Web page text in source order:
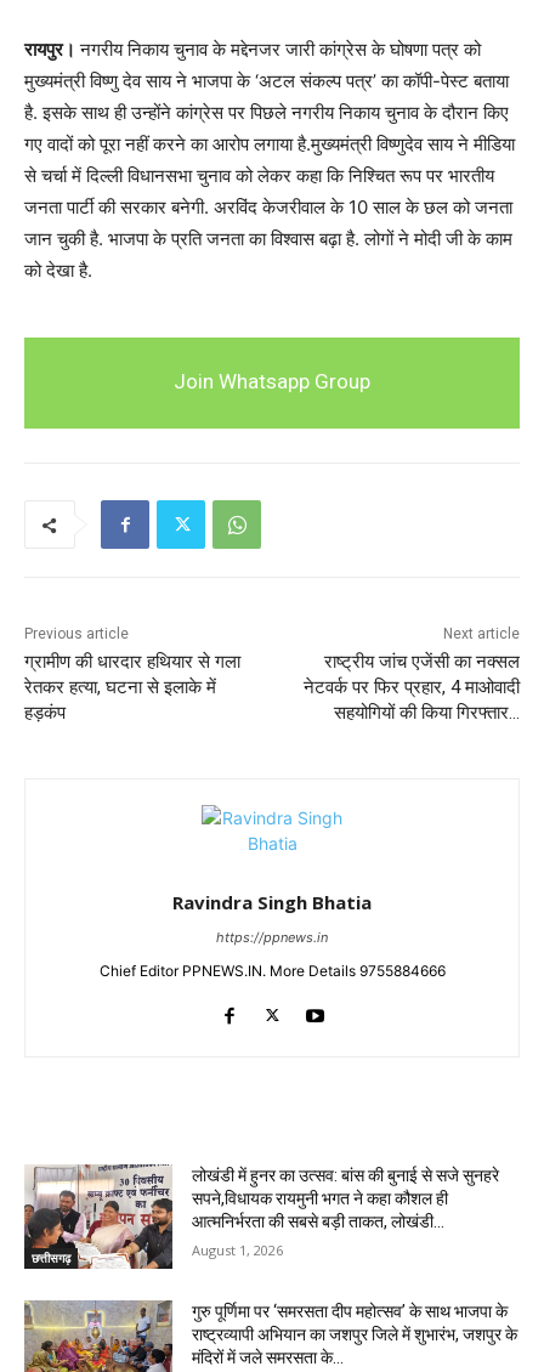
रायपुर। नगरीय निकाय चुनाव के मद्देनजर जारी कांग्रेस के घोषणा पत्र को
मुख्यमंत्री विष्णु देव साय ने भाजपा के ‘अटल संकल्प पत्र’ का कॉपी-पेस्ट बताया
है. इसके साथ ही उन्होंने कांग्रेस पर पिछले नगरीय निकाय चुनाव के दौरान किए
गए वादों को पूरा नहीं करने का आरोप लगाया है.मुख्यमंत्री विष्णुदेव साय ने मीडिया
से चर्चा में दिल्ली विधानसभा चुनाव को लेकर कहा कि निश्चित रूप पर भारतीय
जनता पार्टी की सरकार बनेगी. अरविंद केजरीवाल के 10 साल के छल को जनता
जान चुकी है. भाजपा के प्रति जनता का विश्वास बढ़ा है. लोगों ने मोदी जी के काम
को देखा है.
Join Whatsapp Group
Previous article
ग्रामीण की धारदार हथियार से गला
रेतकर हत्या, घटना से इलाके में
हड़कंप
Next article
राष्ट्रीय जांच एजेंसी का नक्सल
नेटवर्क पर फिर प्रहार, 4 माओवादी
सहयोगियों की किया गिरफ्तार…
Ravindra Singh Bhatia
https://ppnews.in
Chief Editor PPNEWS.IN. More Details 9755884666
छत्तीसगढ़
लोखंडी में हुनर का उत्सव: बांस की बुनाई से सजे सुनहरे
सपने,विधायक रायमुनी भगत ने कहा कौशल ही
आत्मनिर्भरता की सबसे बड़ी ताकत, लोखंडी...
August 1, 2026
गुरु पूर्णिमा पर ‘समरसता दीप महोत्सव’ के साथ भाजपा के
राष्ट्रव्यापी अभियान का जशपुर जिले में शुभारंभ, जशपुर के
मंदिरों में जले समरसता के...